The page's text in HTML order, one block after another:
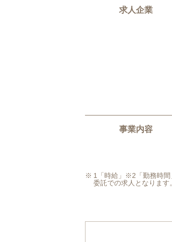
求人企業
事業内容
1「時給」※2「勤務時間
委託での求人となります。